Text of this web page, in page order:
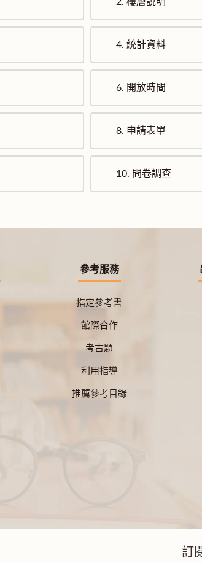
4. 統計資料
6. 開放時間
8. 申請表單
10. 問卷調查
參考服務
指定參考書
館際合作
考古題
利用指導
推薦參考目錄
訂